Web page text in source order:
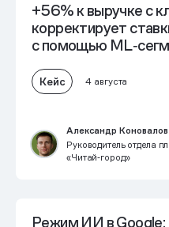
+56% к выручке с
корректирует
с помощью
Кейс 4 августа
Александр Коновалов
Руководитель отдела
«Читай‑город»
Режим ИИ в Google: